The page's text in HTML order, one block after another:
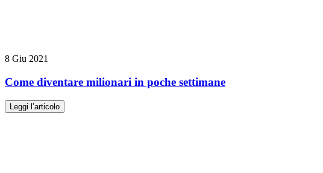
8 Giu 2021
Come diventare milionari in poche settimane
Leggi l’articolo